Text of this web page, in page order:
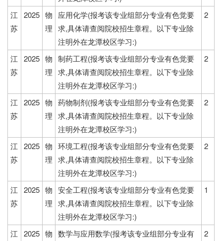
江
苏
2025 物
理
应用化学(报考该专业组部分专业有色觉要
求,具体请查阅院校招生章程。以下专业除
注明外在龙潭校区学习:)
2
江
苏
2025 物
理
制药工程(报考该专业组部分专业有色觉要
求,具体请查阅院校招生章程。以下专业除
注明外在龙潭校区学习:)
2
江
苏
2025 物
理
药物制剂(报考该专业组部分专业有色觉要
求,具体请查阅院校招生章程。以下专业除
注明外在龙潭校区学习:)
2
江
苏
2025 物
理
环境工程(报考该专业组部分专业有色觉要
求,具体请查阅院校招生章程。以下专业除
注明外在龙潭校区学习:)
2
江
苏
2025 物
理
安全工程(报考该专业组部分专业有色觉要
求,具体请查阅院校招生章程。以下专业除
注明外在龙潭校区学习:)
1
江 2025 物 数学与应用数学(报考该专业组部分专业有
2